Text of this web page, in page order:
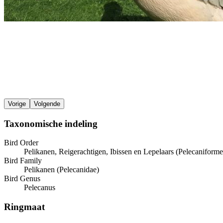
Vorige Volgende
Taxonomische indeling
Bird Order
Pelikanen, Reigerachtigen, Ibissen en Lepelaars
Bird Family
Pelikanen (Pelecanidae)
Bird Genus
Pelecanus
Ringmaat